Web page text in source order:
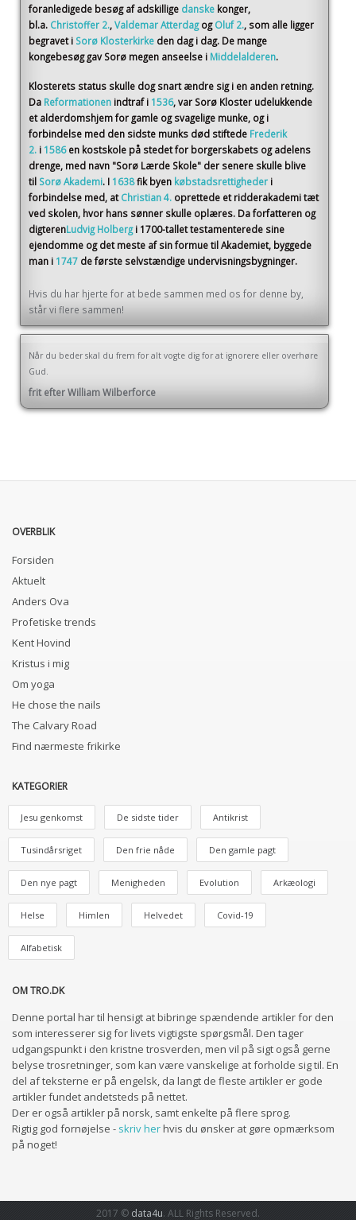
foranledigede besøg af adskillige danske konger,
bl.a. Christoffer 2.,Valdemar Atterdag og Oluf 2., som alle ligger
begravet i Sorø Klosterkirke den dag i dag. De mange
kongebesøg gav Sorø megen anseelse i Middelalderen.
Klosterets status skulle dog snart ændre sig i en anden retning.
Da Reformationen indtraf i 1536, var Sorø Kloster udelukkende
et alderdomshjem for gamle og svagelige munke, og i
forbindelse med den sidste munks død stiftede Frederik
2. i 1586 en kostskole på stedet for borgerskabets og adelens
drenge, med navn "Sorø Lærde Skole" der senere skulle blive
til Sorø Akademi. I 1638fik byen købstadsrettigheder i
forbindelse med, at Christian 4. oprettede et ridderakademi tæt
ved skolen, hvor hans sønner skulle oplæres. Da forfatteren og
digterenLudvig Holberg i 1700-tallet testamenterede sine
ejendomme og det meste af sin formue til Akademiet, byggede
man i 1747 de første selvstændige undervisningsbygninger.
Hvis du har hjerte for at bede sammen med os for denne by,
står vi flere sammen!
Når du beder skal du frem for alt vogte dig for at ignorere eller overhøre
Gud.
frit efter William Wilberforce
OVERBLIK
Forsiden
Aktuelt
Anders Ova
Profetiske trends
Kent Hovind
Kristus i mig
Om yoga
He chose the nails
The Calvary Road
Find nærmeste frikirke
KATEGORIER
Jesu genkomst De sidste tider Antikrist
Tusindårsriget Den frie nåde Den gamle pagt
Den nye pagt Menigheden Evolution Arkæologi
Helse Himlen Helvedet Covid-19
Alfabetisk
OM TRO.DK
Denne portal har til hensigt at bibringe spændende artikler for den
som interesserer sig for livets vigtigste spørgsmål. Den tager
udgangspunkt i den kristne trosverden, men vil på sigt også gerne
belyse trosretninger, som kan være vanskelige at forholde sig til. En
del af teksterne er på engelsk, da langt de fleste artikler er gode
artikler fundet andetsteds på nettet.
Der er også artikler på norsk, samt enkelte på flere sprog.
Rigtig god fornøjelse - skriv herhvis du ønsker at gøre opmærksom
på noget!
2017 © data4u. ALL Rights Reserved.